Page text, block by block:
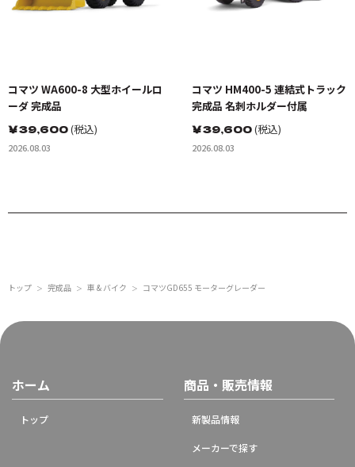
コマツ WA600-8 大型ホイールロ
ーダ 完成品
￥39,600(税込)
2026.08.03
コマツ HM400-5 連結式トラック
完成品 名刺ホルダー付属
￥39,600(税込)
2026.08.03
トップ ＞ 完成品 ＞ 車 & バイク ＞ コマツGD655 モーターグレーダー
ホーム
トップ
商品・販売情報
新製品情報
メーカーで探す